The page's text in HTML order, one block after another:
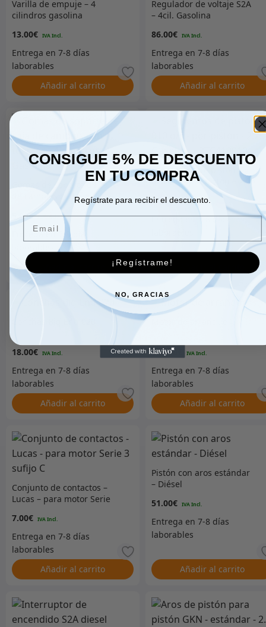
Varilla de empuje – 4
cilindros gasolina
13.00€
Añadir al carrito
Regulador de voltaje S2A
– 4cil. Gasolina
86.00€
Añadir al carrito
Gomas de soporte de caja
de cambios con tuercas –
4 cilindros Gasolina
5.00€
Segmentos de pistón –
010 o/s – por pistón – 2.25
Gasolina – RTC419010
14.00€
18.00€
Añadir al carrito
229.00
Añadir al carrito
Conjunto de contactos –
Lucas – para motor Serie
7.00€
Añadir al carrito
Pistón con aros estándar
– Diésel
51.00€
Añadir al carrito
CONSIGUE 5% DE DESCUENTO
EN TU COMPRA
Regístrate para recibir el descuento.
Email
¡Regístrame!
NO, GRACIAS